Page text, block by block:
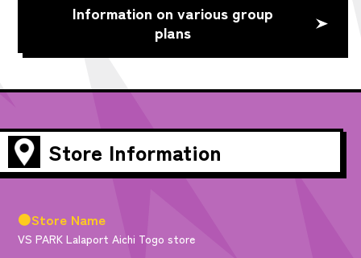
Information on various group
plans
Store Information
●Store Name
VS PARK Lalaport Aichi Togo store